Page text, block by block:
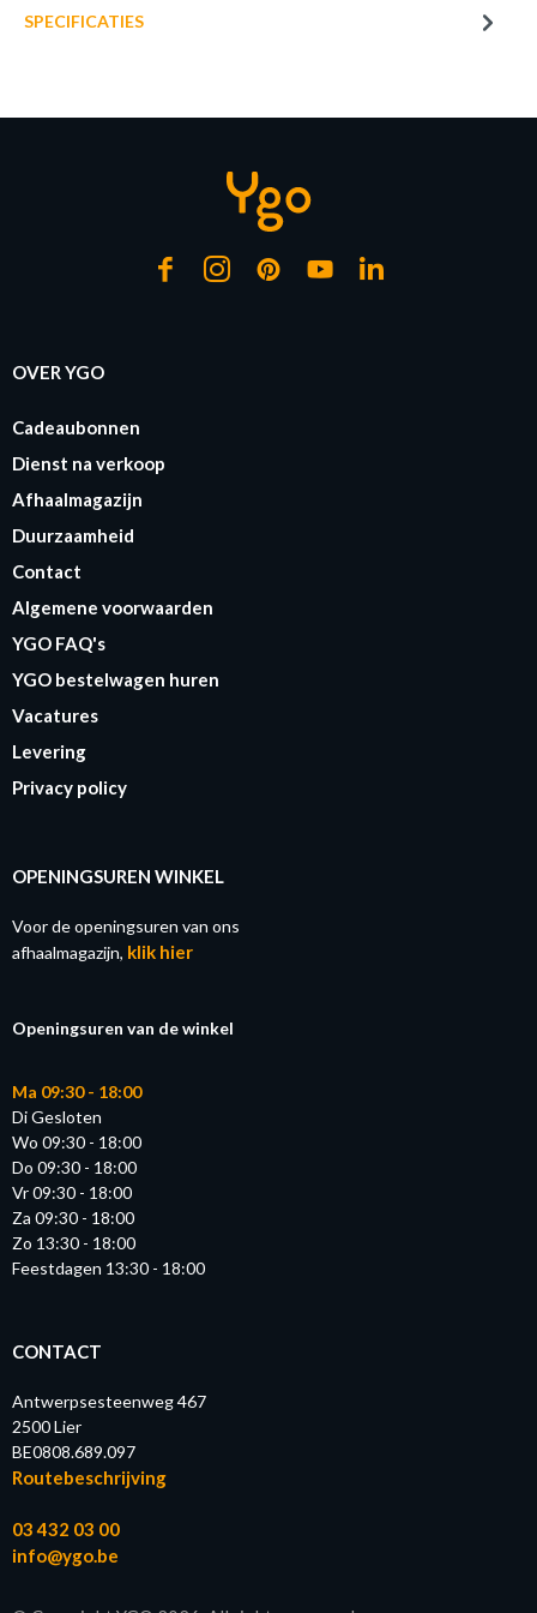
SPECIFICATIES
OVER YGO
Cadeaubonnen
Dienst na verkoop
Afhaalmagazijn
Duurzaamheid
Contact
Algemene voorwaarden
YGO FAQ's
YGO bestelwagen huren
Vacatures
Levering
Privacy policy
OPENINGSUREN WINKEL
Voor de openingsuren van ons
afhaalmagazijn, klik hier
Openingsuren van de winkel
Ma 09:30 - 18:00
Di Gesloten
Wo 09:30 - 18:00
Do 09:30 - 18:00
Vr 09:30 - 18:00
Za 09:30 - 18:00
Zo 13:30 - 18:00
Feestdagen 13:30 - 18:00
CONTACT
Antwerpsesteenweg 467
2500 Lier
BE0808.689.097
Routebeschrijving
03 432 03 00
info@ygo.be